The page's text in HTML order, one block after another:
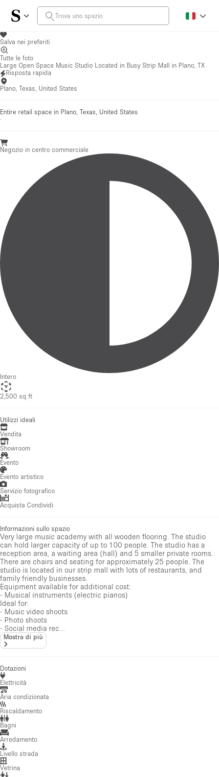
Salva nei preferiti
Tutte le foto
Large Open Space Music Studio Located in Busy Strip Mall in Plano, TX
Risposta rapida
Plano, Texas, United States
Entire retail space in Plano, Texas, United States
·
Negozio in centro commerciale
Intero
2,500 sq ft
Utilizzi ideali
Vendita
Showroom
Evento
Evento artistico
Servizio fotografico
Acquista Condividi
Informazioni sullo spazio
Very large music academy with all wooden flooring. The studio
can hold larger capacity of up to 100 people. The studio has a
reception area, a waiting area (hall) and 5 smaller private rooms.
There are chairs and seating for approximately 25 people. The
studio is located in our strip mall with lots of restaurants, and
family friendly businesses.
Equipment available for additional cost:
- Musical instruments (electric pianos)
Ideal for:
- Music video shoots
- Photo shoots
- Social media rec...
Mostra di più
Dotazioni
Elettricità
Aria condizionata
Riscaldamento
Bagni
Arredamento
Livello strada
Vetrina